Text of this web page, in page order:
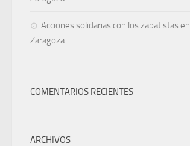
Acciones solidarias con los zapatistas en
Zaragoza
COMENTARIOS RECIENTES
ARCHIVOS